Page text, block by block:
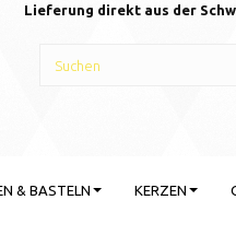
Lieferung direkt aus der
& BASTELN KERZEN